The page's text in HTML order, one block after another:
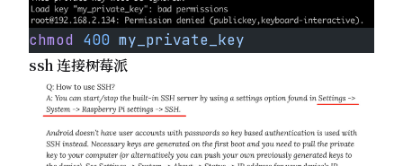
chmod 400 my_private_key
ssh 连接树莓派